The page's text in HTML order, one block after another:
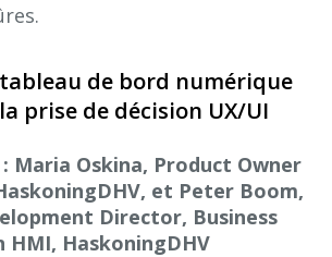
tableau de bord numérique
prise de décision UX/UI
Maria Oskina, Product Owner
et Peter Boom,
Director, Business
HMI, HaskoningDHV